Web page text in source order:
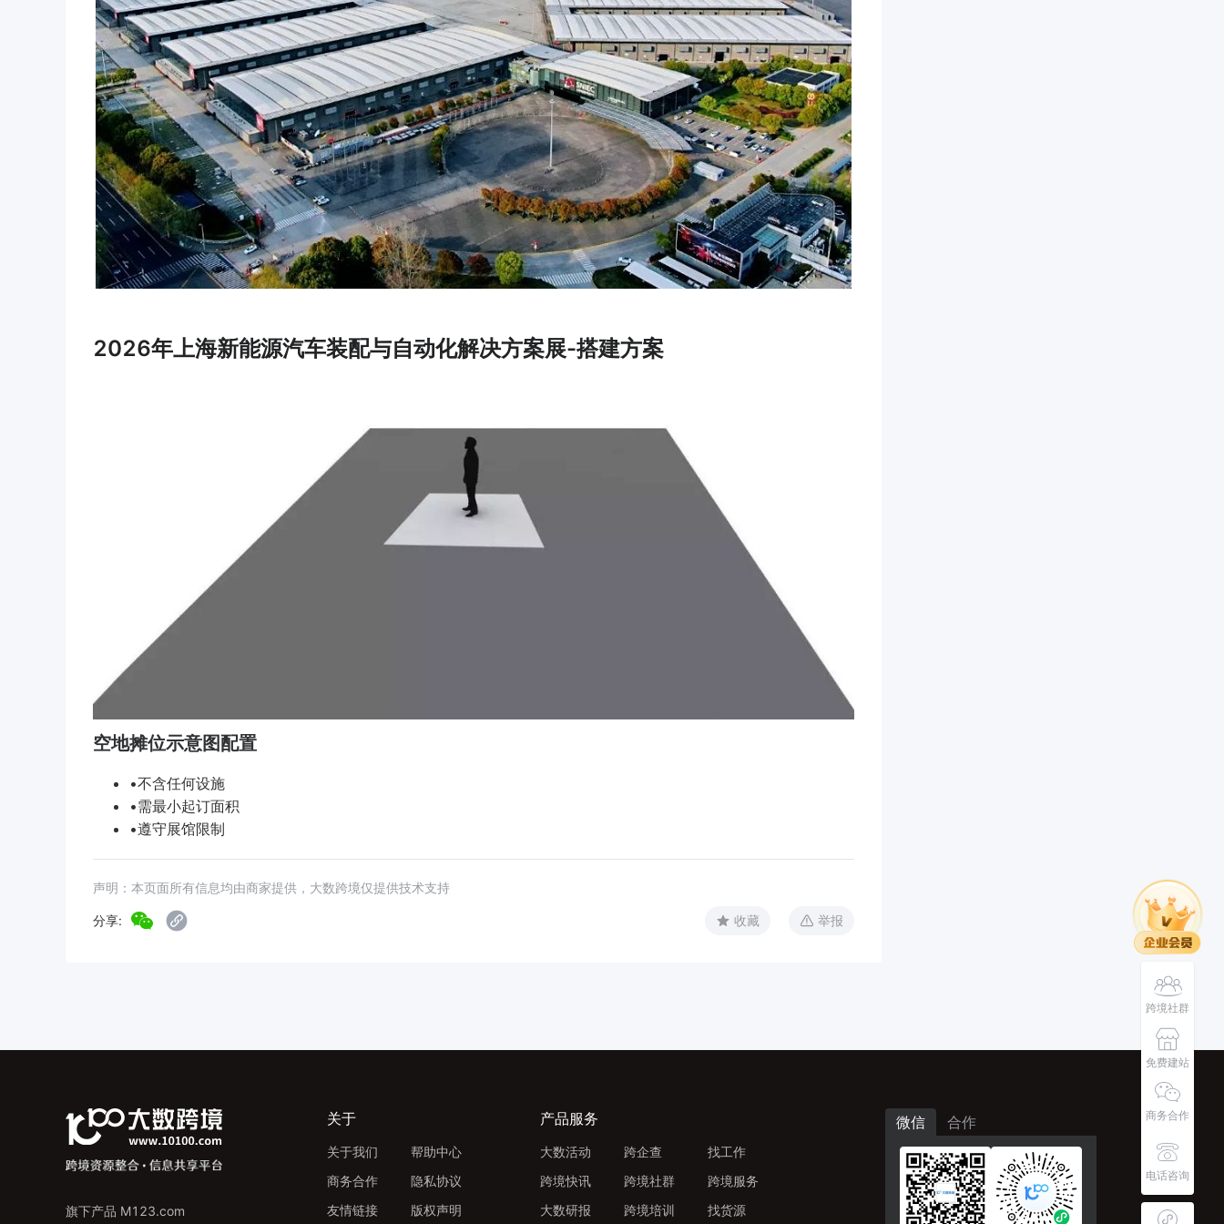
2026年上海新能源汽车装配与自动化解决方案展-搭建方案
空地摊位示意图配置
•不含任何设施
•需最小起订面积
•遵守展馆限制
声明：本页面所有信息均由商家提供，大数跨境仅提供技术支持
分享: 收藏 举报
跨境社群
免费建站
商务合作
电话咨询
旗下产品 M123.com
关于
关于我们
商务合作
友情链接
帮助中心
隐私协议
版权声明
产品服务
大数活动
跨境快讯
大数研报
跨企查
跨境社群
跨境培训
找工作
跨境服务
找货源
微信 合作